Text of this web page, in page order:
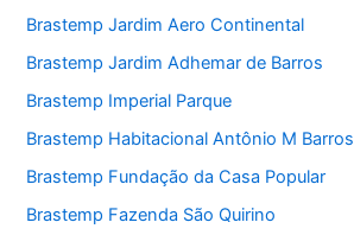
Brastemp Jardim Aero Continental
Brastemp Jardim Adhemar de Barros
Brastemp Imperial Parque
Brastemp Habitacional Antônio M Barros
Brastemp Fundação da Casa Popular
Brastemp Fazenda São Quirino